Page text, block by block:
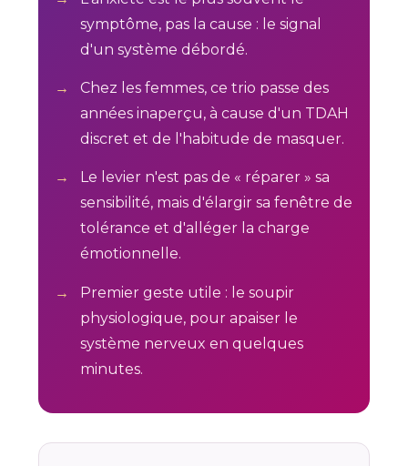
symptôme, pas la cause : le signal
d'un système débordé.
Chez les femmes, ce trio passe des
années inaperçu, à cause d'un TDAH
discret et de l'habitude de masquer.
Le levier n'est pas de « réparer » sa
sensibilité, mais d'élargir sa fenêtre de
tolérance et d'alléger la charge
émotionnelle.
Premier geste utile : le soupir
physiologique, pour apaiser le
système nerveux en quelques
minutes.